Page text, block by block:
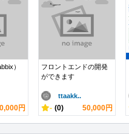
）
円
フロントエンドの開発
ができます
ttaakk..
- (0) 50,000円